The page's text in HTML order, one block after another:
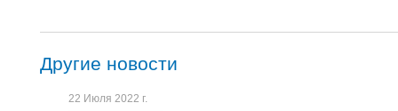
Другие новости
22 Июля 2022 г.